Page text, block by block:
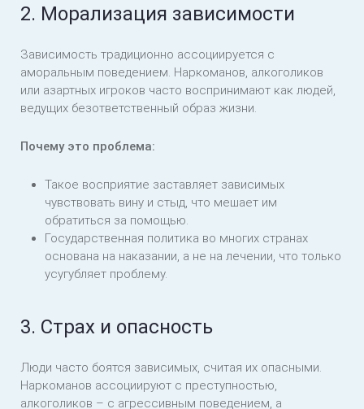
2. Морализация зависимости
Зависимость традиционно ассоциируется с
аморальным поведением. Наркоманов, алкоголиков
или азартных игроков часто воспринимают как людей,
ведущих безответственный образ жизни.
Почему это проблема:
Такое восприятие заставляет зависимых
чувствовать вину и стыд, что мешает им
обратиться за помощью.
Государственная политика во многих странах
основана на наказании, а не на лечении, что только
усугубляет проблему.
3. Страх и опасность
Люди часто боятся зависимых, считая их опасными.
Наркоманов ассоциируют с преступностью,
алкоголиков – с агрессивным поведением, а